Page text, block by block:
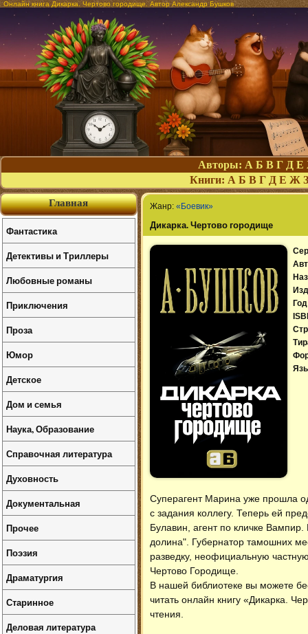
Онлайн книга Дикарка. Чертово городище. Автор Александр Бушков
Авторы: А Б В Г Д Е
Книги: А Б В Г Д Е Ж З
Жанр: «Боевик»
Дикарка. Чертово городище
Суперагент Марина уже прошла
с задания коллегу. Теперь ей
Булавин, агент по кличке
долина". Губернатор тамошних
разведку, неофициальную
Чертово Городище.
В нашей библиотеке вы можете
читать онлайн книгу «Дикарка.
чтения.
Главная
Фантастика
Детективы и Триллеры
Любовные романы
Приключения
Проза
Юмор
Детское
Дом и семья
Наука, Образование
Справочная литература
Духовность
Документальная
Прочее
Поэзия
Драматургия
Старинное
Деловая литература